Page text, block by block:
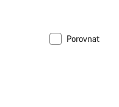
Porovnat